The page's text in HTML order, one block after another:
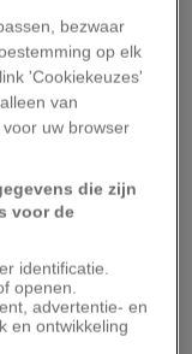
van het rif. En
terwijl
bedreigd,
ongerept
in een
National
(tevens
die het
bezwaar
op elk
'Cookiekeuzes'
van
uw browser
die zijn
voor de
identificatie.
openen.
advertentie- en
en ontwikkeling